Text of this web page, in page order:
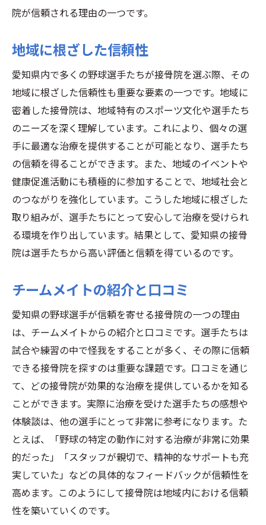
院が信頼される理由の一つです。
地域に根ざした信頼性
愛知県内で多くの野球選手たちが接骨院を選ぶ際、その
地域に根ざした信頼性も重要な要素の一つです。地域に
密着した接骨院は、地域特有のスポーツ文化や選手たち
のニーズを深く理解しています。これにより、個々の選
手に最適な治療を提供することが可能となり、選手たち
の信頼を得ることができます。また、地域のイベントや
健康促進活動にも積極的に参加することで、地域社会と
のつながりを強化しています。こうした地域に根ざした
取り組みが、選手たちにとって安心して治療を受けられ
る環境を作り出しています。結果として、愛知県の接骨
院は選手たちから高い評価と信頼を得ているのです。
チームメイトの紹介と口コミ
愛知県の野球選手が信頼を寄せる接骨院の一つの理由
は、チームメイトからの紹介と口コミです。選手たちは
試合や練習の中で怪我をすることが多く、その際に信頼
できる接骨院を探すのは重要な課題です。口コミを通じ
て、どの接骨院が効果的な治療を提供しているかを知る
ことができます。実際に治療を受けた選手たちの感想や
体験談は、他の選手にとって非常に参考になります。た
とえば、「野球の特定の動作に対する治療が非常に効果
的だった」「スタッフが親切で、精神的なサポートも充
実していた」などの具体的なフィードバックが信頼性を
高めます。このようにして接骨院は地域内における信頼
性を築いていくのです。